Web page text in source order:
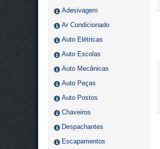
Adesivagem
Ar Condicionado
Auto Elétricas
Auto Escolas
Auto Mecânicas
Auto Peças
Auto Postos
Chaveiros
Despachantes
Escapamentos